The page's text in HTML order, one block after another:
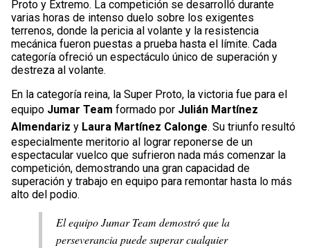
Proto y Extremo. La competición se desarrolló durante
varias horas de intenso duelo sobre los exigentes
terrenos, donde la pericia al volante y la resistencia
mecánica fueron puestas a prueba hasta el límite. Cada
categoría ofreció un espectáculo único de superación y
destreza al volante.
En la categoría reina, la Super Proto, la victoria fue para el
equipo Jumar Team formado por Julián Martínez
Almendariz y Laura Martínez Calonge. Su triunfo resultó
especialmente meritorio al lograr reponerse de un
espectacular vuelco que sufrieron nada más comenzar la
competición, demostrando una gran capacidad de
superación y trabajo en equipo para remontar hasta lo más
alto del podio.
El equipo Jumar Team demostró que la
perseverancia puede superar cualquier